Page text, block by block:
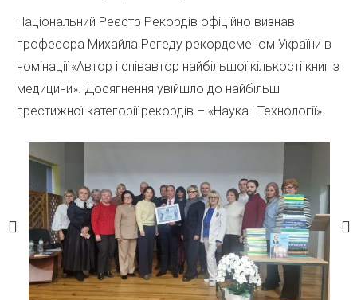
Національний Реєстр Рекордів офіційно визнав
професора Михайла Регеду рекордсменом України в
номінації «Автор і співавтор найбільшої кількості книг з
медицини». Досягнення увійшло до найбільш
престижної категорії рекордів – «Наука і Технології».